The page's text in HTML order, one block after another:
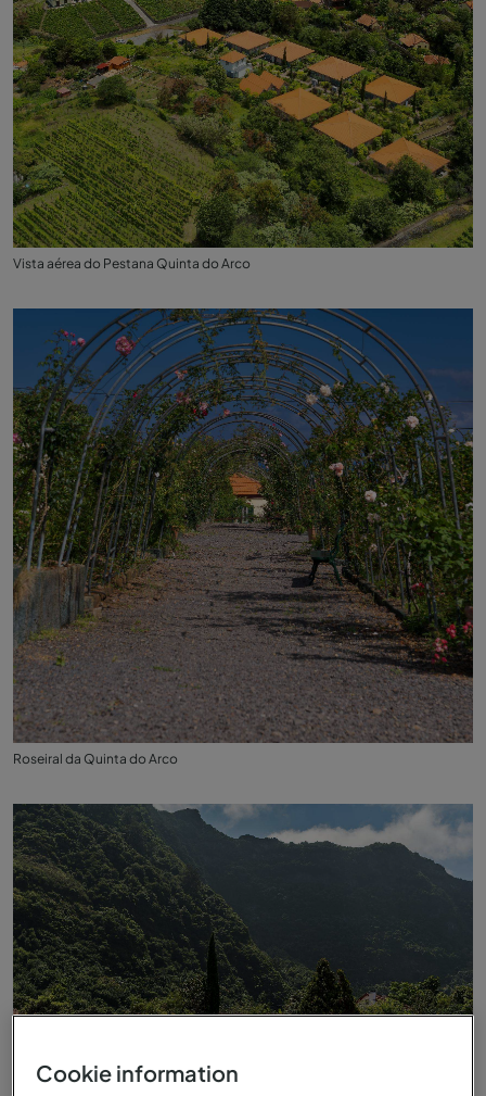
Vista aérea do Pestana Quinta do Arco
Roseiral da Quinta do Arco
Cookie information